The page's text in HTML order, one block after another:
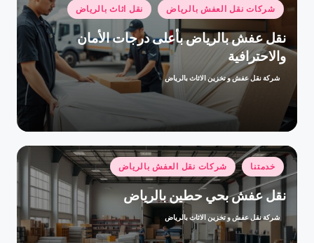
شركات نقل العفش بالرياض نقل اثاث بالرياض
نقل عفش بالرياض بأعلى درجات الأمان
والاحترافية
تمّ
شركة نقل عفش و تخزين الاثاث بالرياض
نُشر
في
خدمتنا شركات نقل العفش بالرياض
نقل عفش بحي حطين بالرياض
تمّ
النشر
بواسطة
شركة نقل عفش و تخزين الاثاث بالرياض